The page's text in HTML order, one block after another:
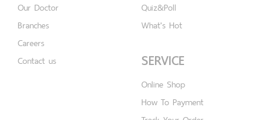
Our Doctor
Branches
Careers
Contact us
Quiz&Poll
What's Hot
SERVICE
Online Shop
How To Payment